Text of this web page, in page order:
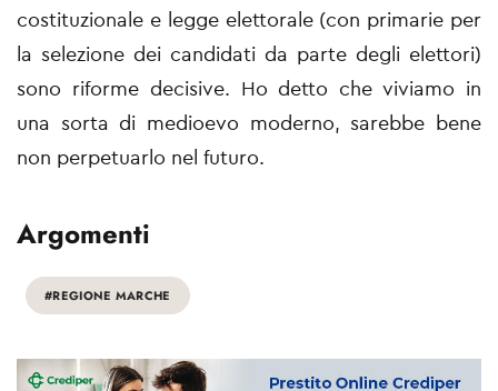
costituzionale e legge elettorale (con primarie per
la selezione dei candidati da parte degli elettori)
sono riforme decisive. Ho detto che viviamo in
una sorta di medioevo moderno, sarebbe bene
non perpetuarlo nel futuro.
Argomenti
#REGIONE MARCHE